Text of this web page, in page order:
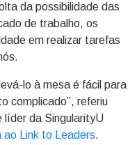
da possibilidade das
de trabalho, os
em realizar tarefas
lo à mesa é fácil para
complicado”, referiu
líder da SingularityU
ao Link to Leaders.